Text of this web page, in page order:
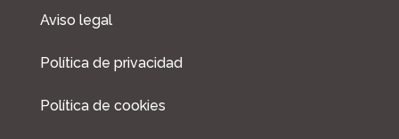
Aviso legal
Política de privacidad
Política de cookies